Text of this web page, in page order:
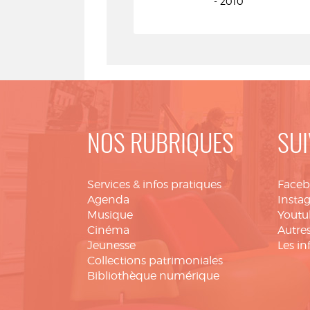
NOS RUBRIQUES
Services & infos pratiques
Agenda
Musique
Cinéma
Jeunesse
Collections patrimoniales
Bibliothèque numérique
Les